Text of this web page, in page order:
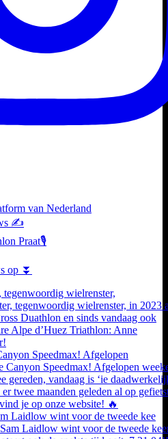
van Nederland
✍️
Praat🎙️
op ⏬
wielrenster,
Speedmax! Afgelopen
Laidlow wint voor de tweede kee